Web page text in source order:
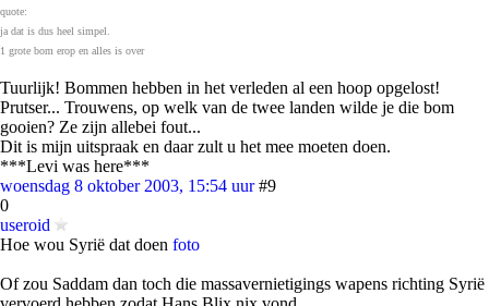
quote:
ja dat is dus heel simpel.
1 grote bom erop en alles is over
Tuurlijk! Bommen hebben in het verleden al een hoop opgelost!
Prutser... Trouwens, op welk van de twee landen wilde je die bom
gooien? Ze zijn allebei fout...
Dit is mijn uitspraak en daar zult u het mee moeten doen.
***Levi was here***
woensdag 8 oktober 2003, 15:54 uur #9
0
useroid
Hoe wou Syrië dat doen foto
Of zou Saddam dan toch die massavernietigings wapens richting Syrië